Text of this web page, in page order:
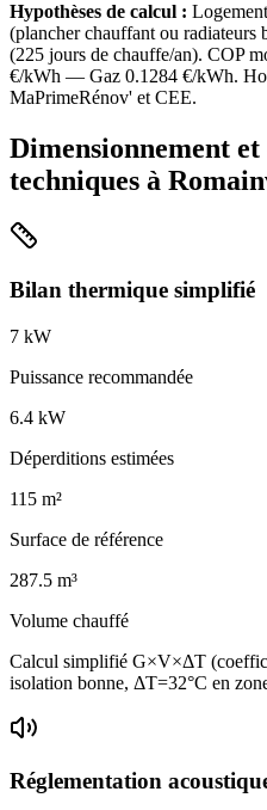
Hypothèses de calcul :
(plancher chauffant ou radiateurs
(225 jours de chauffe/an). COP
€/kWh — Gaz 0.1284 €/kWh.
MaPrimeRénov' et CEE.
Dimensionnement
techniques à
Bilan thermique simplifié
7 kW
Puissance recommandée
6.4 kW
Déperditions estimées
115 m²
Surface de référence
287.5 m³
Volume chauffé
Calcul simplifié G×V×ΔT
isolation bonne, ΔT=32°C en
Réglementation